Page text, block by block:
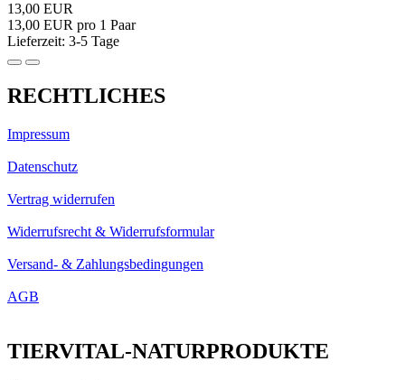
13,00 EUR
13,00 EUR pro 1 Paar
Lieferzeit: 3-5 Tage
RECHTLICHES
Impressum
Datenschutz
Vertrag widerrufen
Widerrufsrecht & Widerrufsformular
Versand- & Zahlungsbedingungen
AGB
TIERVITAL-NATURPRODUKTE